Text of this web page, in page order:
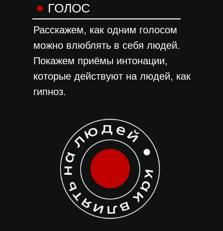
Расскажем, как одним голосом
можно влюблять в себя людей.
Покажем приёмы интонации,
которые действуют на людей, как
гипноз.
ГОЛОС